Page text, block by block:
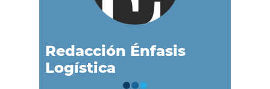
Redacción Énfasis
Logística